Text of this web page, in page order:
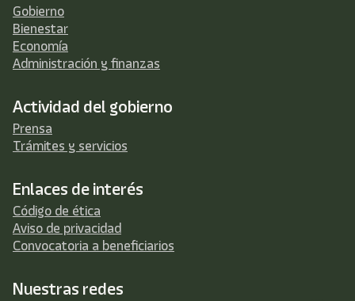
Gobierno
Bienestar
Economía
Administración y finanzas
Actividad del gobierno
Prensa
Trámites y servicios
Enlaces de interés
Código de ética
Aviso de privacidad
Convocatoria a beneficiarios
Nuestras redes